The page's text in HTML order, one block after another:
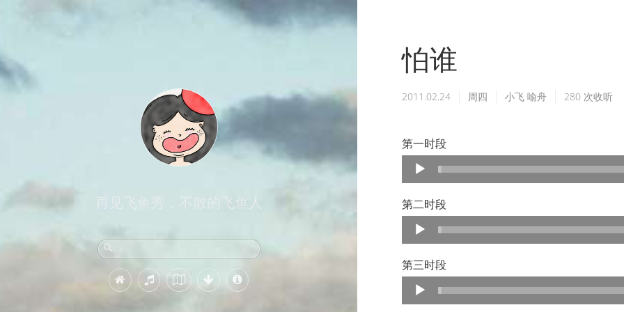
再见飞鱼秀，不散的飞鱼人
怕谁
2011.02.24 周四 小飞 喻舟 280 次收听
第一时段
Audio
Player
第二时段
Audio
Player
第三时段
Audio
Player